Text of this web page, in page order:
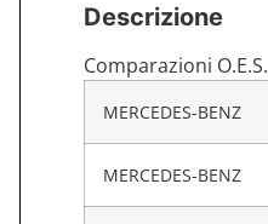
Descrizione
Comparazioni O.E.S.
MERCEDES-BENZ
MERCEDES-BENZ